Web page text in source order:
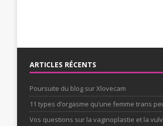
ARTICLES RÉCENTS
Poursuite du blog sur Xlovecam
11 types d’orgasme qu’une femme trans
Vos questions sur la vaginoplastie et la